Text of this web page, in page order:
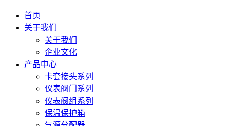
首页
关于我们
关于我们
企业文化
产品中心
卡套接头系列
仪表阀门系列
仪表阀组系列
保温保护箱